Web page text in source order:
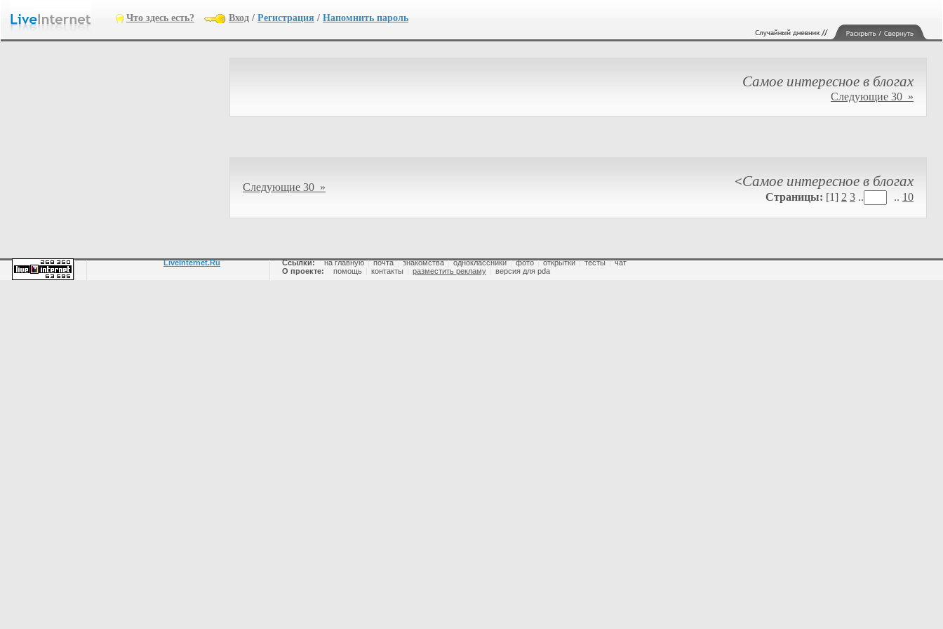
Что здесь есть? Вход / Регистрация / Напомнить пароль
Самое интересное в блогах
Следующие 30 »
Следующие 30 » <Самое интересное в блогах
Страницы: [1] 2 3 .. .. 10
LiveInternet.Ru Ссылки: на главную | почта | знакомства | одноклассники | фото | открытки | тесты | чат
О проекте:
помощь контакты разместить рекламу версия для pda